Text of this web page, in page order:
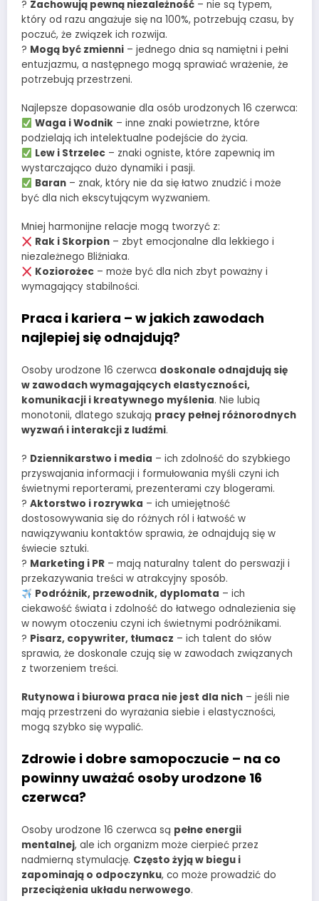
? Zachowują pewną niezależność – nie są typem,
który od razu angażuje się na 100%, potrzebują czasu, by
poczuć, że związek ich rozwija.
? Mogą być zmienni – jednego dnia są namiętni i pełni
entuzjazmu, a następnego mogą sprawiać wrażenie, że
potrzebują przestrzeni.
Najlepsze dopasowanie dla osób urodzonych 16 czerwca:
Waga i Wodnik – inne znaki powietrzne, które
podzielają ich intelektualne podejście do życia.
Lew i Strzelec – znaki ogniste, które zapewnią im
wystarczająco dużo dynamiki i pasji.
Baran – znak, który nie da się łatwo znudzić i może
być dla nich ekscytującym wyzwaniem.
Mniej harmonijne relacje mogą tworzyć z:
Rak i Skorpion – zbyt emocjonalne dla lekkiego i
niezależnego Bliźniaka.
Koziorożec – może być dla nich zbyt poważny i
wymagający stabilności.
Praca i kariera – w jakich zawodach
najlepiej się odnajdują?
Osoby urodzone 16 czerwca doskonale odnajdują się
w zawodach wymagających elastyczności,
komunikacji i kreatywnego myślenia. Nie lubią
monotonii, dlatego szukają pracy pełnej różnorodnych
wyzwań i interakcji z ludźmi.
? Dziennikarstwo i media – ich zdolność do szybkiego
przyswajania informacji i formułowania myśli czyni ich
świetnymi reporterami, prezenterami czy blogerami.
? Aktorstwo i rozrywka – ich umiejętność
dostosowywania się do różnych ról i łatwość w
nawiązywaniu kontaktów sprawia, że odnajdują się w
świecie sztuki.
? Marketing i PR – mają naturalny talent do perswazji i
przekazywania treści w atrakcyjny sposób.
Podróżnik, przewodnik, dyplomata – ich
ciekawość świata i zdolność do łatwego odnalezienia się
w nowym otoczeniu czyni ich świetnymi podróżnikami.
? Pisarz, copywriter, tłumacz – ich talent do słów
sprawia, że doskonale czują się w zawodach związanych
z tworzeniem treści.
Rutynowa i biurowa praca nie jest dla nich – jeśli nie
mają przestrzeni do wyrażania siebie i elastyczności,
mogą szybko się wypalić.
Zdrowie i dobre samopoczucie – na co
powinny uważać osoby urodzone 16
czerwca?
Osoby urodzone 16 czerwca są pełne energii
mentalnej, ale ich organizm może cierpieć przez
nadmierną stymulację. Często żyją w biegu i
zapominają o odpoczynku, co może prowadzić do
przeciążenia układu nerwowego.